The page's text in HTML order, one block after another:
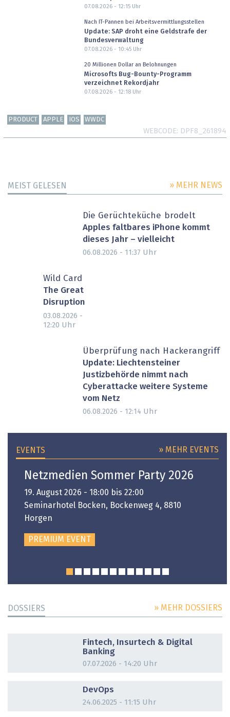
07.08.2026 - 12:15Uhr
Nach IT-Pannen bei Arbeitsvermittlungsstellen
Update: SAP droht eine Geldstrafe der
Bundesverwaltung
07.08.2026 - 10:45Uhr
20 Millionen Dollar an Belohnungen
Microsofts Bug-Bounty-Programm
verzeichnet Rekordjahr
07.08.2026 - 12:18Uhr
PRODUCT APPLE IOS WWDC
WEBCODE DPF8_261894
MEIST GELESEN » MEHR NEWS
Die Gerüchteküche brodelt
Apples faltbares iPhone kommt
dieses Jahr – vielleicht
06.08.2026 - 11:37 Uhr
Wild Card
The Great
Disruption
03.08.2026 -
12:20 Uhr
Überprüfung nach Hackerangriff
Update: Liechtensteiner
Justizbehörde nimmt nach
Cyberattacke weitere Systeme
vom Netz
06.08.2026 - 12:14 Uhr
EVENTS » MEHR EVENTS
Netzmedien Sommer Party 2026
19. August 2026 - 18:00 bis 22:00
Seminarhotel Bocken, Bockenweg 4, 8810
Horgen
PREMIUM EVENT
DOSSIERS » MEHR DOSSIERS
Fintech, Insurtech & Digital
Banking
07.07.2026 - 14:20 Uhr
DevOps
24.06.2025 - 11:15 Uhr